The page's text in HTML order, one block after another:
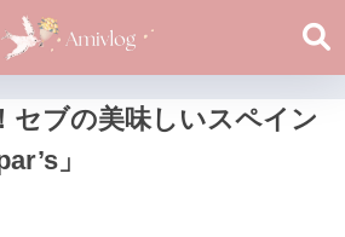
セブの美味しいスペイン
」